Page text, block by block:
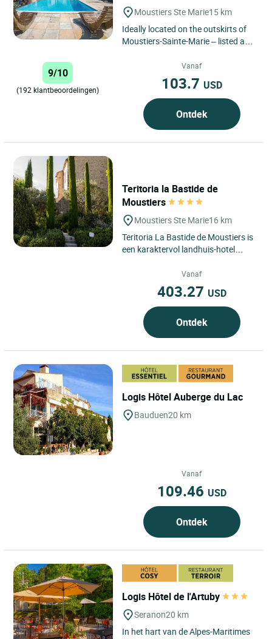
Moustiers Ste Marie15 km
Ideally located on the outskirts of
Moustiers-Sainte-Marie – listed as
9/10
(192 klantbeoordelingen)
Vanaf
103.7 USD
Ontdek
Teritoria la Bastide de
Moustiers
Moustiers Ste Marie16 km
Teritoria La Bastide de Moustiers is
een karaktervol landhuis-hotel
in de regio Provence-Alpes-Côte...
Vanaf
403.27 USD
Ontdek
Logis Hôtel Auberge du Lac
Bauduen20 km
Vanaf
109.46 USD
Ontdek
Logis Hôtel de l'Artuby
Seranon20 km
In het hart van de Alpes-Maritimes